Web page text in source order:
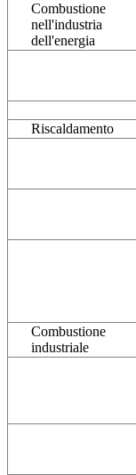
Combustione
nell'industria
dell'energia
Riscaldamento
Combustione
industriale